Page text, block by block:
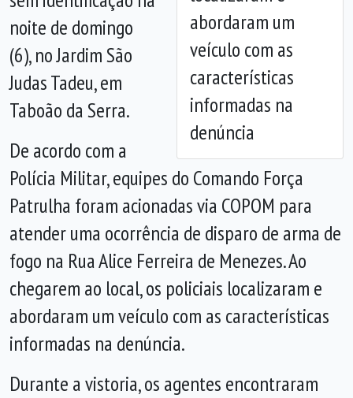
abordaram um
veículo com as
características
informadas na
denúncia
noite de domingo
(6), no Jardim São
Judas Tadeu, em
Taboão da Serra.
De acordo com a
Polícia Militar, equipes do Comando Força
Patrulha foram acionadas via COPOM para
atender uma ocorrência de disparo de arma de
fogo na Rua Alice Ferreira de Menezes. Ao
chegarem ao local, os policiais localizaram e
abordaram um veículo com as características
informadas na denúncia.
Durante a vistoria, os agentes encontraram